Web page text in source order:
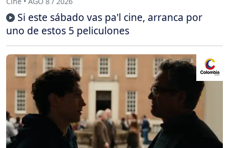
Si este sábado vas pa'l cine, arranca por
uno de estos 5 peliculones